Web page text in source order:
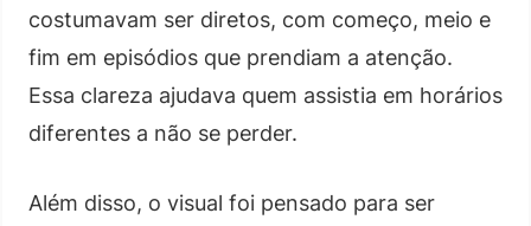
costumavam ser diretos, com começo, meio e
fim em episódios que prendiam a atenção.
Essa clareza ajudava quem assistia em horários
diferentes a não se perder.
Além disso, o visual foi pensado para ser